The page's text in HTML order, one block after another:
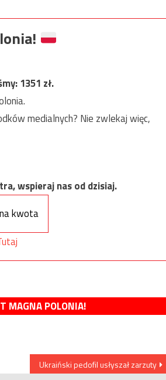
1351 zł.
medialnych? Nie zwlekaj więc,
wspieraj nas od dzisiaj.
kwota
MAGNA POLONIA!
Ukraiński pedofil usłyszał zarzuty